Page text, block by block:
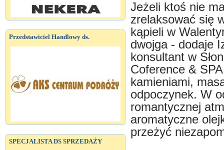
Przedstawiciel Handlowy ds.
SPECJALISTA DS SPRZEDAŻY
Jeżeli ktoś nie
zrelaksować się
kąpieli w
dwojga - dodaje
konsultant w
Coference &
kamieniami,
odpoczynek. W
romantycznej
aromatyczne
przeżyć